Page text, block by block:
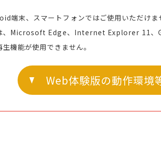
端末、スマートフォンではご使用いただけま
、Microsoft Edge、Internet Explorer 11、
機能が使用できません。
Web体験版の動作環境